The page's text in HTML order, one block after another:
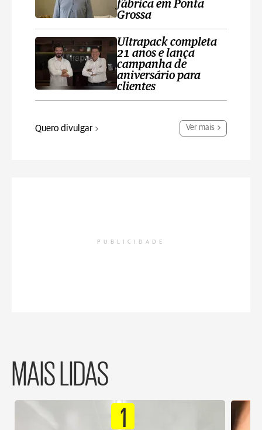
fábrica em Ponta
Grossa
Ultrapack completa
21 anos e lança
campanha de
aniversário para
clientes
Quero divulgar Ver mais
PUBLICIDADE
MAIS LIDAS
1